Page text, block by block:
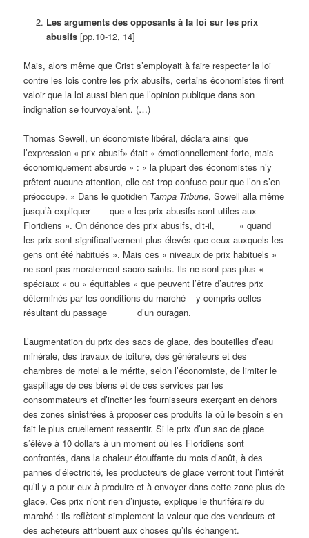
Les arguments des opposants à la loi sur les prix
abusifs[pp.10-12, 14]
Mais, alors même que Crist s’employait à faire respecter la loi
contre les lois contre les prix abusifs, certains économistes firent
valoir que la loi aussi bien que l’opinion publique dans son
indignation se fourvoyaient. (…)
Thomas Sewell, un économiste libéral, déclara ainsi que
l’expression « prix abusif» était « émotionnellement forte, mais
économiquement absurde » : « la plupart des économistes n’y
prêtent aucune attention, elle est trop confuse pour que l’on s’en
préoccupe. » Dans le quotidien Tampa Tribune, Sowell alla même
jusqu’à expliquer que « les prix abusifs sont utiles aux
Floridiens ». On dénonce des prix abusifs, dit-il, « quand
les prix sont significativement plus élevés que ceux auxquels les
gens ont été habitués ». Mais ces « niveaux de prix habituels »
ne sont pas moralement sacro-saints. Ils ne sont pas plus «
spéciaux » ou « équitables » que peuvent l’être d’autres prix
déterminés par les conditions du marché – y compris celles
résultant du passage d’un ouragan.
L’augmentation du prix des sacs de glace, des bouteilles d’eau
minérale, des travaux de toiture, des générateurs et des
chambres de motel a le mérite, selon l’économiste, de limiter le
gaspillage de ces biens et de ces services par les
consommateurs et d’inciter les fournisseurs exerçant en dehors
des zones sinistrées à proposer ces produits là où le besoin s’en
fait le plus cruellement ressentir. Si le prix d’un sac de glace
s’élève à 10 dollars à un moment où les Floridiens sont
confrontés, dans la chaleur étouffante du mois d’août, à des
pannes d’électricité, les producteurs de glace verront tout l’intérêt
qu’il y a pour eux à produire et à envoyer dans cette zone plus de
glace. Ces prix n’ont rien d’injuste, explique le thuriféraire du
marché : ils reflètent simplement la valeur que des vendeurs et
des acheteurs attribuent aux choses qu’ils échangent.